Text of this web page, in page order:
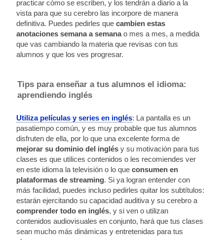
practicar cómo se escriben, y los tendrán a diario a la
vista para que su cerebro las incorpore de manera
definitiva. Puedes pedirles que cambien estas
anotaciones semana a semanao mes a mes, a medida
que vas cambiando la materia que revisas con tus
alumnos y que los ves progresar.
Tips para enseñar a tus alumnos el idioma:
aprendiendo inglés
Utiliza películas y series en inglés: La pantalla es un
pasatiempo común, y es muy probable que tus alumnos
disfruten de ella, por lo que una excelente forma de
mejorar su dominio del inglés y su motivación para tus
clases es que utilices contenidos o les recomiendes ver
en este idioma la televisión o lo que consumen en
plataformas de streaming. Si ya logran entender con
más facilidad, puedes incluso pedirles quitar los subtítulos:
estarán ejercitando su capacidad auditiva y su cerebro a
comprender todo en inglés, y si ven o utilizan
contenidos audiovisuales en conjunto, hará que tus clases
sean mucho más dinámicas y entretenidas para tus